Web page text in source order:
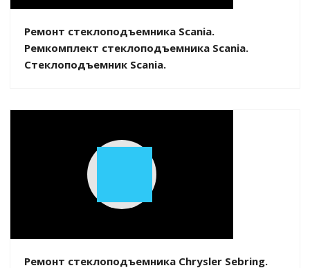
Ремонт стеклоподъемника Scania.
Ремкомплект стеклоподъемника Scania.
Стеклоподъемник Scania.
Play
Ремонт стеклоподъемника Chrysler Sebring.